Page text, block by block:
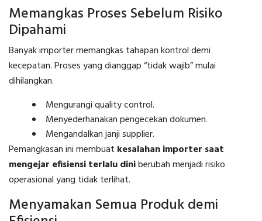
Memangkas Proses Sebelum Risiko
Dipahami
Banyak importer memangkas tahapan kontrol demi
kecepatan. Proses yang dianggap “tidak wajib” mulai
dihilangkan.
Mengurangi quality control.
Menyederhanakan pengecekan dokumen.
Mengandalkan janji supplier.
Pemangkasan ini membuat kesalahan importer saat
mengejar efisiensi terlalu diniberubah menjadi risiko
operasional yang tidak terlihat.
Menyamakan Semua Produk demi